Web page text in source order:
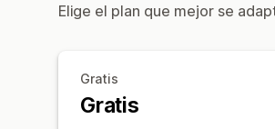
Elige el plan que mejor se
Gratis
Gratis